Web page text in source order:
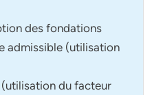
des fondations
admissible (utilisation
(utilisation du facteur